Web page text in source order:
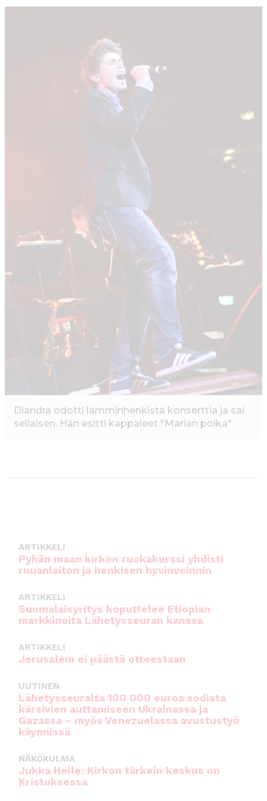
Diandra odotti lämminhenkistä konserttia ja sai
sellaisen. Hän esitti kappaleet "Marian poika"
ARTIKKELI
Pyhän maan kirkon ruokakurssi yhdisti
ruuanlaiton ja henkisen hyvinvoinnin
ARTIKKELI
Suomalaisyritys koputtelee Etiopian
markkinoita Lähetysseuran kanssa
ARTIKKELI
Jerusalem ei päästä otteestaan
UUTINEN
Lähetysseuralta 100 000 euroa sodista
kärsivien auttamiseen Ukrainassa ja
Gazassa – myös Venezuelassa avustustyö
käynnissä
NÄKÖKULMA
Jukka Helle: Kirkon tärkein keskus on
Kristuksessa